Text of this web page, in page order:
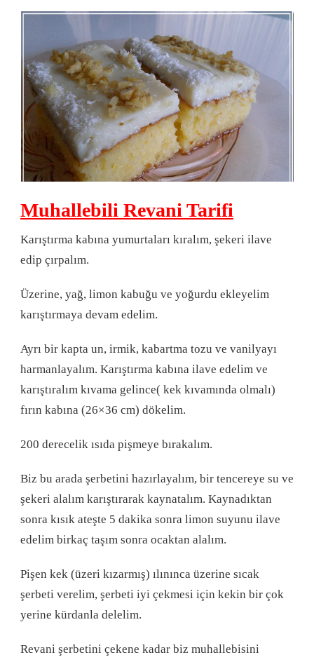
Muhallebili Revani Tarifi
Karıştırma kabına yumurtaları kıralım, şekeri ilave
edip çırpalım.
Üzerine, yağ, limon kabuğu ve yoğurdu ekleyelim
karıştırmaya devam edelim.
Ayrı bir kapta un, irmik, kabartma tozu ve vanilyayı
harmanlayalım. Karıştırma kabına ilave edelim ve
karıştıralım kıvama gelince( kek kıvamında olmalı)
fırın kabına (26×36 cm) dökelim.
200 derecelik ısıda pişmeye bırakalım.
Biz bu arada şerbetini hazırlayalım, bir tencereye su ve
şekeri alalım karıştırarak kaynatalım. Kaynadıktan
sonra kısık ateşte 5 dakika sonra limon suyunu ilave
edelim birkaç taşım sonra ocaktan alalım.
Pişen kek (üzeri kızarmış) ılınınca üzerine sıcak
şerbeti verelim, şerbeti iyi çekmesi için kekin bir çok
yerine kürdanla delelim.
Revani şerbetini çekene kadar biz muhallebisini